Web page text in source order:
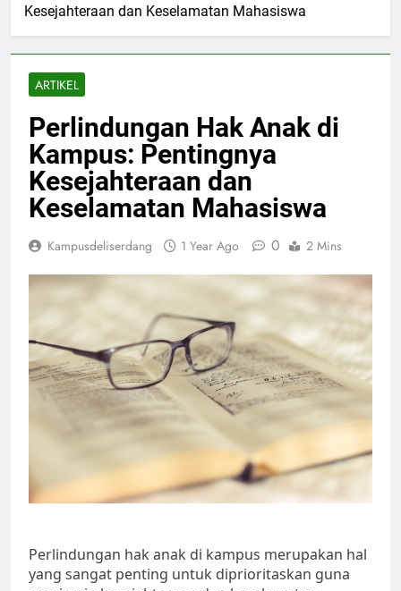
Kesejahteraan dan Keselamatan Mahasiswa
ARTIKEL
Perlindungan Hak Anak di
Kampus: Pentingnya
Kesejahteraan dan
Keselamatan Mahasiswa
Kampusdeliserdang 1 Year Ago 0 2 Mins
Perlindungan hak anak di kampus merupakan hal
yang sangat penting untuk diprioritaskan guna